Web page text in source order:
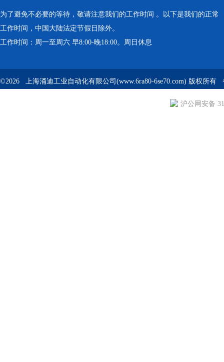
为了避免不必要的等待，敬请注意我们的工作时间 。以下是我们的正常
工作时间，中国大陆法定节假日除外。
工作时间：周一至周六 早8:00-晚18:00。周日休息
©2026 上海涌迪工业自动化有限公司(www.6ra80-6se70.com) 版权所有
沪公网安备